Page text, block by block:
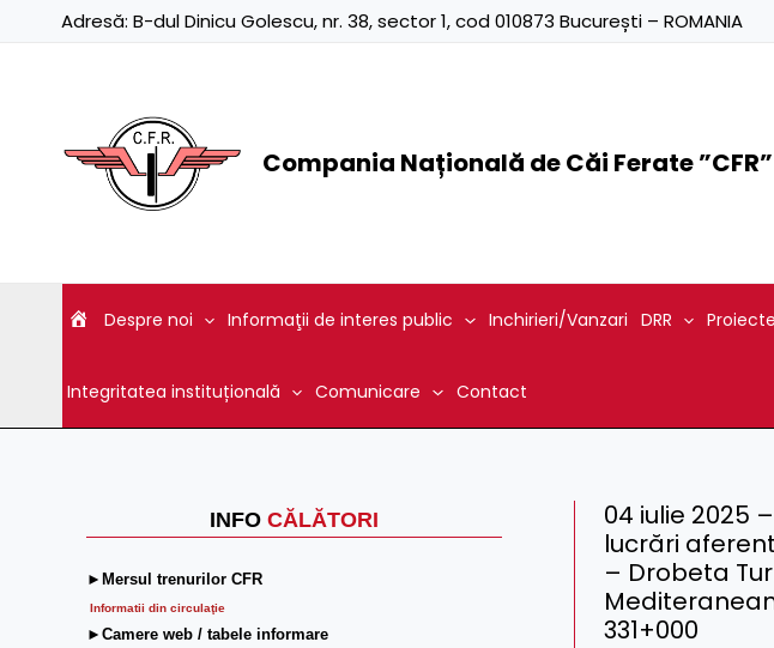
Adresă: B-dul Dinicu Golescu, nr. 38, sector 1, cod 010873 București – ROMANIA
Compania Națională de Căi Ferate ”CFR”
Despre noi Informaţii de interes public Inchirieri/Vanzari DRR
Integritatea instituțională Comunicare Contact
INFO CĂLĂTORI
►Mersul trenurilor CFR
Informatii din circulaţie
►Camere web / tabele informare
04 iulie 2025
lucrări
– Drobeta
331+000